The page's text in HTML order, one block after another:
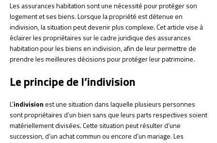
Les assurances habitation sont une nécessité pour protéger son
logement et ses biens. Lorsque la propriété est détenue en
indivision, la situation peut devenir plus complexe. Cet article vise à
éclairer les propriétaires sur le cadre juridique des assurances
habitation pour les biens en indivision, afin de leur permettre de
prendre les meilleures décisions pour protéger leur patrimoine.
Le principe de l’indivision
L’indivisionest une situation dans laquelle plusieurs personnes
sont propriétaires d’un bien sans que leurs parts respectives soient
matériellement divisées. Cette situation peut résulter d’une
succession, d’un achat commun ou encore d’un mariage. Les